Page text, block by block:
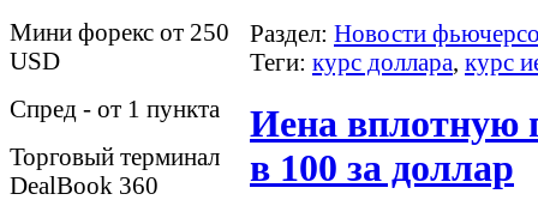
Мини форекс от 250
USD
Спред - от 1 пункта
Торговый терминал
DealBook 360
Раздел: Новости
Теги: курс доллара, курс
Иена вплотную
в 100 за доллар